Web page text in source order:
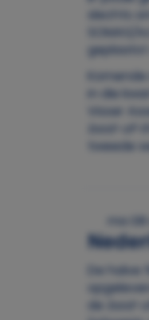
slechts
geplaatst
in die
Visser
best-of-
tweede
ma
De
de
best-